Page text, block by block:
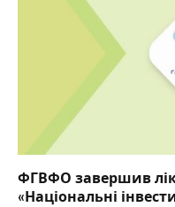
ФГВФО завершив
«Національні